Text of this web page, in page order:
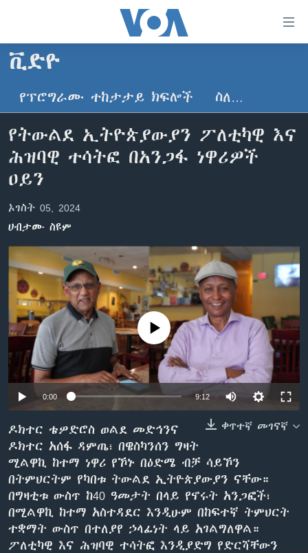
ማገናኛዎች
ዋናው
ይዘት
ወደ
ዋናው
ይዘት
እለፍ
ወደ
ዋናው
እለፍ
ዜና
ኢትዮጵያ
አሜሪካ
ኑሮ በጤንነት
ከምሽቱ ሦስት ሰዓት የአማርኛ ዜና
ቪዲዮ
ክምችት
Learning English
ይከተሉን
ቋንቋዎች
ቪድዮ
የፕሮግራሙ ተከታታይ ክፍሎች ስለ…
የትውልደ ኢትዮጵያውያን ፖለቲካዊ እና
ሕዝባዊ ተሳትፎ በአንጋፋ ነዋሪዎች
ዐይን
ኦገስት 05, 2024
ሀብታሙ ስዩም
No media source currently available
0:00 9:12
ቀጥተኛ መገናኛ
ዶክተር ቴዎድሮስ ወልደ መድኅንና
ዶክተር አሰፋ ዳምጤ፣ በዌስካንሰን ግዛት
ሚልዋኪ ከተማ ነዋሪ የኾኑ በዕድሜ ብቻ ሳይኾን
በትምህርትም የካበቱ ትውልደ ኢትዮጵያውያን ናቸው።
በግዛቲቱ ውስጥ ከ40 ዓመታት በላይ የኖሩት አንጋፎች፣
በሚልዋኪ ከተማ አስተዳደር እንዲሁም በከፍተኛ ትምህርት
ተቋማት ውስጥ በተለያየ ኃላፊነት ላይ አገልግለዋል።
ፖለቲካዊ እና ሕዝባዊ ተሳትፎ እንዲያድግ የድርሻቸውን